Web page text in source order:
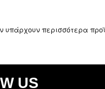
υπάρχουν περισσότερα
US